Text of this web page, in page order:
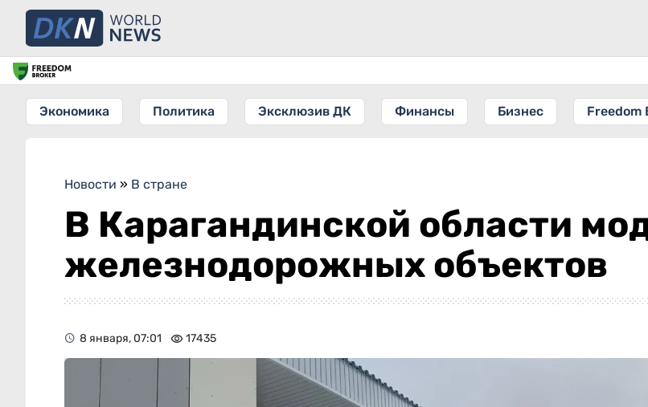
Экономика Политика Эксклюзив ДК Финансы Бизнес Freedom
Новости » В стране
В Карагандинской области
железнодорожных объектов
8 января, 07:01 17435